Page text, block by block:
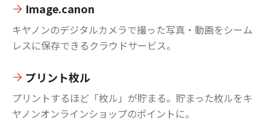
Image.canon
キヤノンのデジタルカメラで撮った写真・動画をシーム
レスに保存できるクラウドサービス。
プリント枚ル
プリントするほど「枚ル」が貯まる。貯まった枚ルをキ
ヤノンオンラインショップのポイントに。